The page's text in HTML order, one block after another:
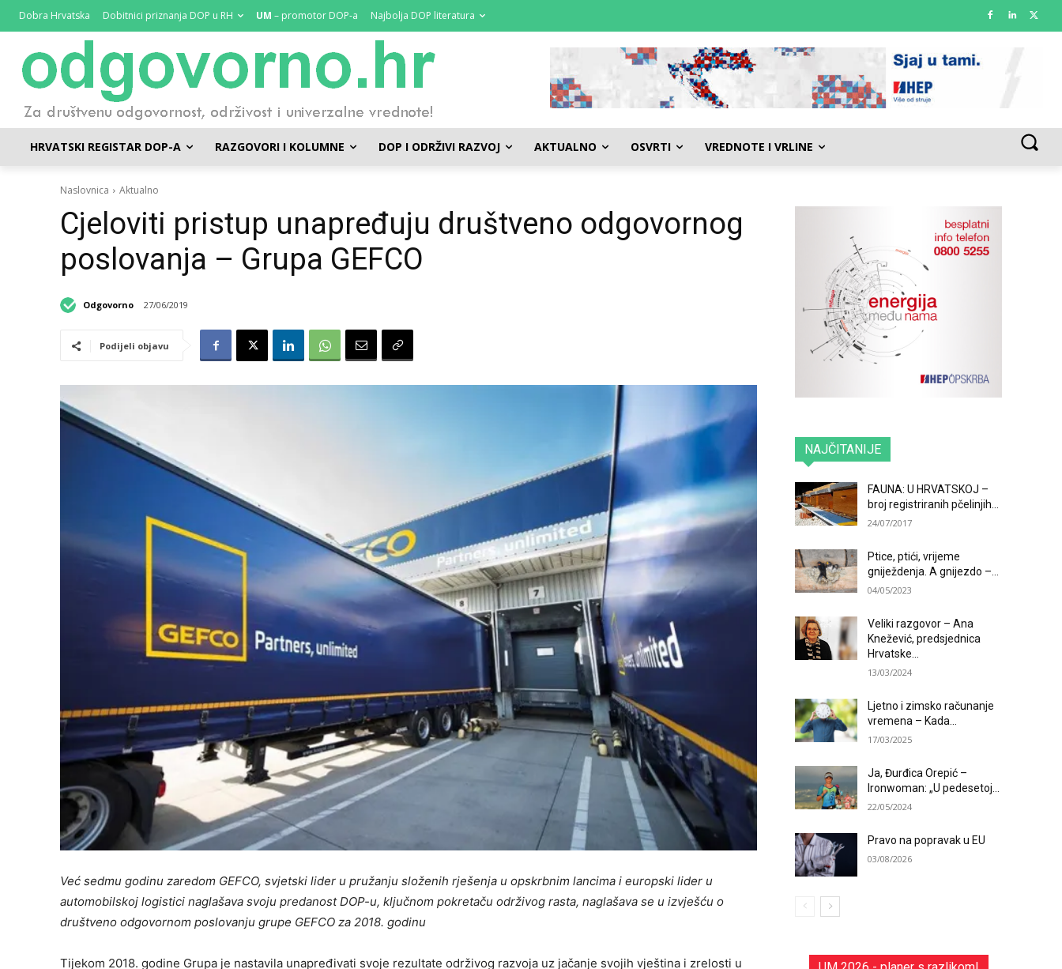
Dobra Hrvatska Dobitnici priznanja DOP u RH UM – promotor DOP-a Najbolja DOP literatura
HRVATSKI REGISTAR DOP-A RAZGOVORI I KOLUMNE DOP I ODRŽIVI RAZVOJ AKTUALNO OSVRTI VREDNOTE I VRLINE
Naslovnica Aktualno
Cjeloviti pristup unapređuju društveno odgovornog
poslovanja – Grupa GEFCO
Odgovorno 27/06/2019
Podijeli objavu
Već sedmu godinu zaredom GEFCO, svjetski lider u pružanju složenih rješenja u opskrbnim lancima i europski lider u
automobilskoj logistici naglašava svoju predanost DOP-u, ključnom pokretaču održivog rasta, naglašava se u izvješću o
društveno odgovornom poslovanju grupe GEFCO za 2018. godinu
Tijekom 2018. godine Grupa je nastavila unapređivati svoje rezultate održivog razvoja uz jačanje svojih vještina i zrelosti u
NAJČITANIJE
FAUNA: U HRVATSKOJ –
broj registriranih pčelinjih...
24/07/2017
Ptice, ptići, vrijeme
gniježdenja. A gnijezdo –...
04/05/2023
Veliki razgovor – Ana
Knežević, predsjednica
Hrvatske...
13/03/2024
Ljetno i zimsko računanje
vremena – Kada...
17/03/2025
Ja, Đurđica Orepić –
Ironwoman: „U pedesetoj...
22/05/2024
Pravo na popravak u EU
03/08/2026